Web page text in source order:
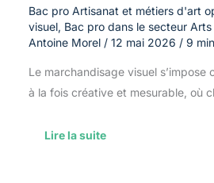
Bac pro Artisanat et métiers d'art
visuel, Bac pro dans le secteur
Antoine Morel / 12 mai 2026 / 9
Le marchandisage visuel s’impose
à la fois créative et mesurable, où
Lire la suite